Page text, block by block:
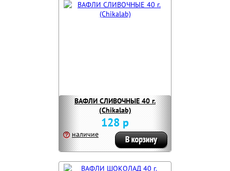
ВАФЛИ СЛИВОЧНЫЕ 40 г.
(Chikalab)
128 р
наличие